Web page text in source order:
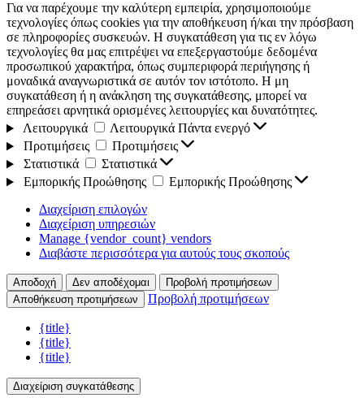
Για να παρέχουμε την καλύτερη εμπειρία, χρησιμοποιούμε
τεχνολογίες όπως cookies για την αποθήκευση ή/και την πρόσβαση
σε πληροφορίες συσκευών. Η συγκατάθεση για τις εν λόγω
τεχνολογίες θα μας επιτρέψει να επεξεργαστούμε δεδομένα
προσωπικού χαρακτήρα, όπως συμπεριφορά περιήγησης ή
μοναδικά αναγνωριστικά σε αυτόν τον ιστότοπο. Η μη
συγκατάθεση ή η ανάκληση της συγκατάθεσης, μπορεί να
επηρεάσει αρνητικά ορισμένες λειτουργίες και δυνατότητες.
Λειτουργικά
Λειτουργικά Πάντα ενεργό
Προτιμήσεις
Προτιμήσεις
Στατιστικά
Στατιστικά
Εμπορικής Προώθησης
Εμπορικής Προώθησης
Διαχείριση επιλογών
Διαχείριση υπηρεσιών
Manage {vendor_count} vendors
Διαβάστε περισσότερα για αυτούς τους σκοπούς
Αποδοχή Δεν αποδέχομαι
Προβολή προτιμήσεων
Αποθήκευση προτιμήσεων
Προβολή προτιμήσεων
{title}
{title}
{title}
Διαχείριση συγκατάθεσης